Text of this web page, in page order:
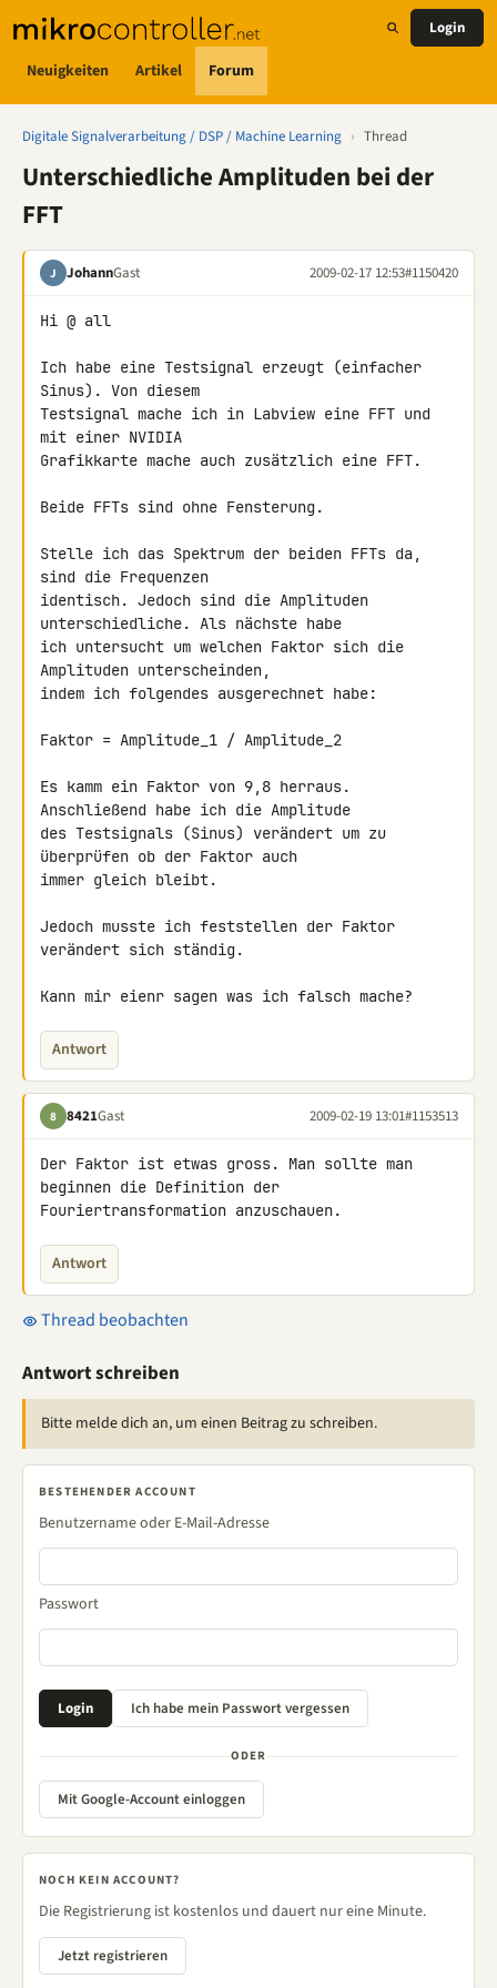
Neuigkeiten Artikel Forum
Login
Digitale Signalverarbeitung / DSP / Machine Learning › Thread
Unterschiedliche Amplituden bei der
FFT
J JohannGast 2009-02-17 12:53#1150420
Hi @ all
Ich habe eine Testsignal erzeugt (einfacher
Sinus). Von diesem
Testsignal mache ich in Labview eine FFT und
mit einer NVIDIA
Grafikkarte mache auch zusätzlich eine FFT.
Beide FFTs sind ohne Fensterung.
Stelle ich das Spektrum der beiden FFTs da,
sind die Frequenzen
identisch. Jedoch sind die Amplituden
unterschiedliche. Als nächste habe
ich untersucht um welchen Faktor sich die
Amplituden unterscheinden,
indem ich folgendes ausgerechnet habe:
Faktor = Amplitude_1 / Amplitude_2
Es kamm ein Faktor von 9,8 herraus.
Anschließend habe ich die Amplitude
des Testsignals (Sinus) verändert um zu
überprüfen ob der Faktor auch
immer gleich bleibt.
Jedoch musste ich feststellen der Faktor
verändert sich ständig.
Kann mir eienr sagen was ich falsch mache?
Antwort
8 8421Gast 2009-02-19 13:01#1153513
Der Faktor ist etwas gross. Man sollte man
beginnen die Definition der
Fouriertransformation anzuschauen.
Antwort
Thread beobachten
Antwort schreiben
Bitte melde dich an, um einen Beitrag zu schreiben.
BESTEHENDER ACCOUNT
Benutzername oder E-Mail-Adresse
Passwort
ODER
Mit Google-Account einloggen
NOCH KEIN ACCOUNT?
Die Registrierung ist kostenlos und dauert nur eine Minute.
Jetzt registrieren